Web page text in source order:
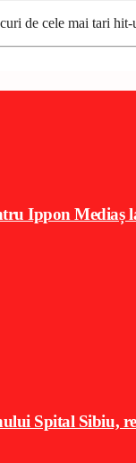
de cele mai tari
Ippon Mediaș
Spital Sibiu,